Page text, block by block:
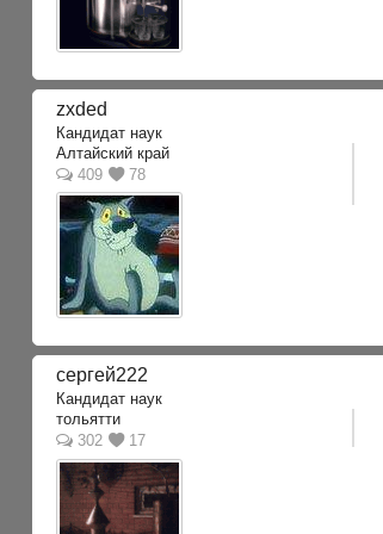
zxded
Кандидат наук
Алтайский край
409
78
сергей222
Кандидат наук
тольятти
302
17